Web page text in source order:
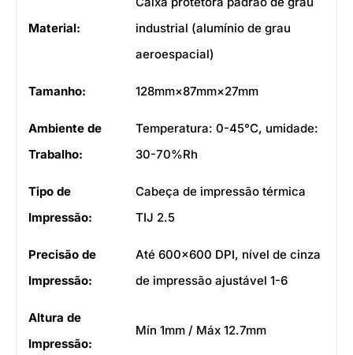
Material:
industrial (alumínio de grau
aeroespacial)
Tamanho: 128mm×87mm×27mm
Ambiente de
Trabalho:
Temperatura: 0-45°C, umidade:
30-70%Rh
Tipo de
Impressão:
Cabeça de impressão térmica
TIJ 2.5
Precisão de
Impressão:
Até 600×600 DPI, nível de cinza
de impressão ajustável 1-6
Altura de
Impressão:
Mín 1mm / Máx 12.7mm